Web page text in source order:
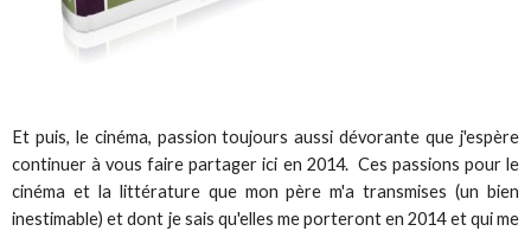
Et puis, le cinéma, passion toujours aussi dévorante que j'espère
continuer à vous faire partager ici en 2014. Ces passions pour le
cinéma et la littérature que mon père m'a transmises (un bien
inestimable) et dont je sais qu'elles me porteront en 2014 et qui me